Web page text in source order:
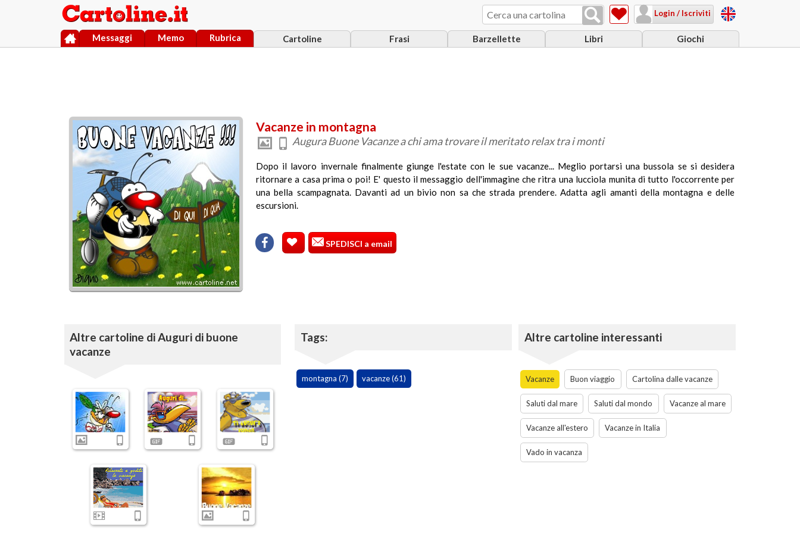
Login / Iscriviti
Cartoline Frasi Barzellette Libri Giochi
Messaggi Memo Rubrica
Vacanze in montagna
Augura Buone Vacanze a chi ama trovare il meritato relax tra i monti
Dopo il lavoro invernale finalmente giunge l'estate con le sue vacanze... Meglio portarsi una bussola se si desidera
ritornare a casa prima o poi! E' questo il messaggio dell'immagine che ritra una lucciola munita di tutto l'occorrente per
una bella scampagnata. Davanti ad un bivio non sa che strada prendere. Adatta agli amanti della montagna e delle
escursioni.
SPEDISCI a email
Altre cartoline di Auguri di buone
vacanze
Tags:
montagna (7) vacanze (61)
Altre cartoline interessanti
Vacanze Buon viaggio Cartolina dalle vacanze
Saluti dal mare Saluti dal mondo Vacanze al mare
Vacanze all'estero Vacanze in Italia
Vado in vacanza